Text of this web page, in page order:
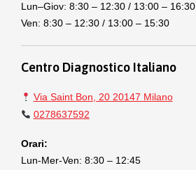
Lun–Giov: 8:30 – 12:30 / 13:00 – 16:30
Ven: 8:30 – 12:30 / 13:00 – 15:30
Centro Diagnostico Italiano
Via Saint Bon, 20 20147 Milano
0278637592
Orari:
Lun-Mer-Ven: 8:30 – 12:45